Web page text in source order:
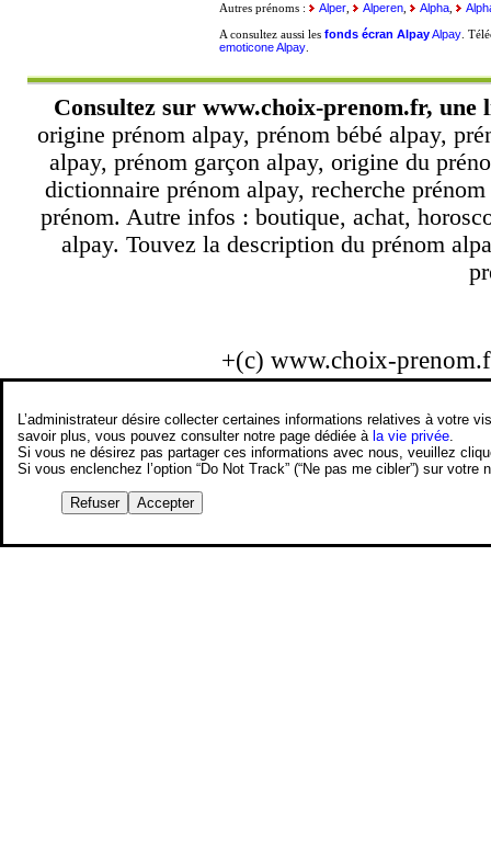
Autres prénoms : Alper, Alperen, Alpha,
A consultez aussi les fonds écran AlpayAlpay.
emoticone Alpay.
Consultez sur www.choix-prenom.fr, une
origine prénom alpay, prénom bébé alpay,
alpay, prénom garçon alpay, origine du
dictionnaire prénom alpay, recherche
prénom. Autre infos : boutique, achat,
alpay. Touvez la description du prénom
+(c) www.choix-
L’administrateur désire collecter certaines informations relatives à votre
savoir plus, vous pouvez consulter notre page dédiée àla vie privée
Si vous ne désirez pas partager ces informations avec nous, veuillez
Si vous enclenchez l’option “Do Not Track” (“Ne pas me cibler”) sur
Refuser Accepter